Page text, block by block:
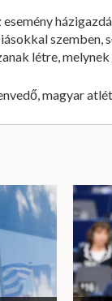
szemben,
létre,
magyar